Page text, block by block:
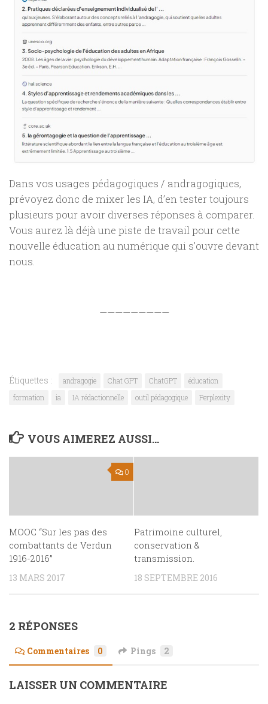
Dans vos usages pédagogiques / andragogiques,
prévoyez donc de mixer les IA, d’en tester toujours
plusieurs pour avoir diverses réponses à comparer.
Vous aurez là déjà une piste de travail pour cette
nouvelle éducation au numérique qui s’ouvre devant
nous.
—————————
Étiquettes : andragogie Chat GPT ChatGPT
éducation
formation
ia IA rédactionnelle outil pédagogique Perplexity
VOUS AIMEREZ AUSSI...
0
MOOC “Sur les pas des
combattants de Verdun
1916-2016”
13 MARS 2017
Patrimoine culturel,
conservation &
transmission.
18 SEPTEMBRE 2016
2 RÉPONSES
Commentaires 0 Pings 2
LAISSER UN COMMENTAIRE